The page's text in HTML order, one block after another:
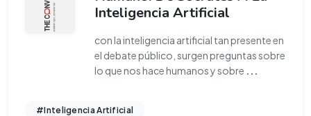
Inteligencia Artificial
con la inteligencia artificial tan presente en
el debate público, surgen preguntas sobre
lo que nos hace humanos y sobre ...
#Inteligencia Artificial